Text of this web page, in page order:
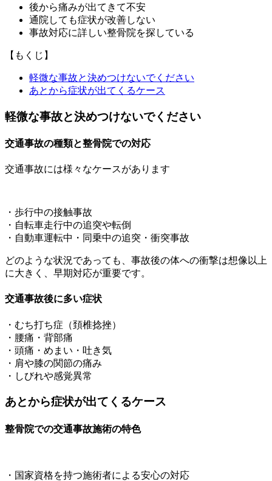
後から痛みが出てきて不安
通院しても症状が改善しない
事故対応に詳しい整骨院を探している
【もくじ】
軽微な事故と決めつけないでください
あとから症状が出てくるケース
軽微な事故と決めつけないでください
交通事故の種類と整骨院での対応
交通事故には様々なケースがあります
・歩行中の接触事故
・自転車走行中の追突や転倒
・自動車運転中・同乗中の追突・衝突事故
どのような状況であっても、事故後の体への衝撃は想像以上
に大きく、早期対応が重要です。
交通事故後に多い症状
・むち打ち症（頚椎捻挫）
・腰痛・背部痛
・頭痛・めまい・吐き気
・肩や膝の関節の痛み
・しびれや感覚異常
あとから症状が出てくるケース
整骨院での交通事故施術の特色
・国家資格を持つ施術者による安心の対応